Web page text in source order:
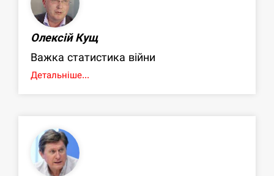
Олексій Кущ
Важка статистика війни
Детальніше...